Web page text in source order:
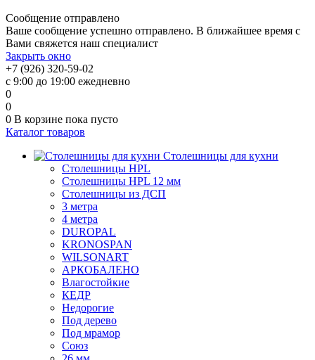
Сообщение отправлено
Ваше сообщение успешно отправлено. В ближайшее время с
Вами свяжется наш специалист
Закрыть окно
+7 (926) 320-59-02
с 9:00 до 19:00 ежедневно
0
0
0 В корзине пока пусто
Каталог товаров
Столешницы для кухни
Столешницы HPL
Столешницы HPL 12 мм
Столешницы из ДСП
3 метра
4 метра
DUROPAL
KRONOSPAN
WILSONART
АРКОБАЛЕНО
Влагостойкие
КЕДР
Недорогие
Под дерево
Под мрамор
Союз